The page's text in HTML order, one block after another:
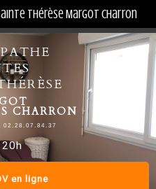
Thérèse Margot Charron
CHARRON
20h
en ligne